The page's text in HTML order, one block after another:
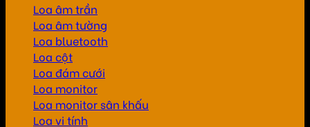
Loa âm trần
Loa âm tường
Loa bluetooth
Loa cột
Loa đám cưới
Loa monitor
Loa monitor sân khấu
Loa vi tính